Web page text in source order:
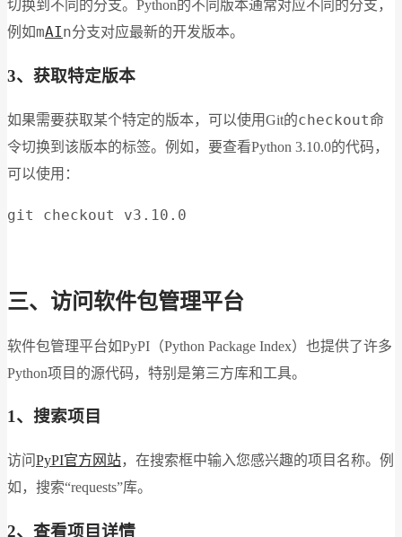
切换到不同的分支。Python的不同版本通常对应不同的分支，
例如mAIn分支对应最新的开发版本。
3、获取特定版本
如果需要获取某个特定的版本，可以使用Git的checkout命
令切换到该版本的标签。例如，要查看Python 3.10.0的代码，
可以使用：
git checkout v3.10.0
三、访问软件包管理平台
软件包管理平台如PyPI（Python Package Index）也提供了许多
Python项目的源代码，特别是第三方库和工具。
1、搜索项目
访问PyPI官方网站，在搜索框中输入您感兴趣的项目名称。例
如，搜索“requests”库。
2、查看项目详情